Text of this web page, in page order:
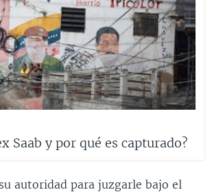
Saab y por qué es capturado?
autoridad para juzgarle bajo el